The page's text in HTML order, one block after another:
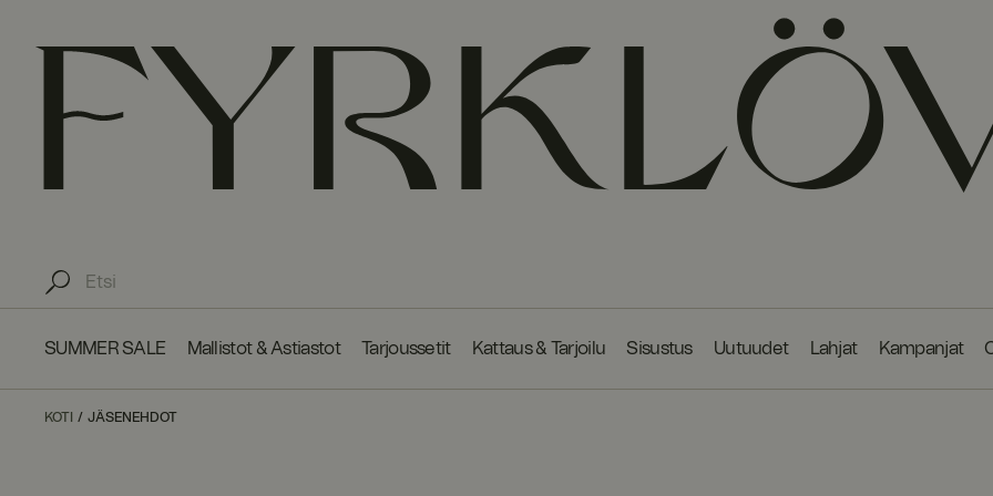
SUMMER SALE Mallistot & Astiastot Tarjoussetit Kattaus & Tarjoilu Sisustus Uutuudet Lahjat Kampanjat
KOTI JÄSENEHDOT